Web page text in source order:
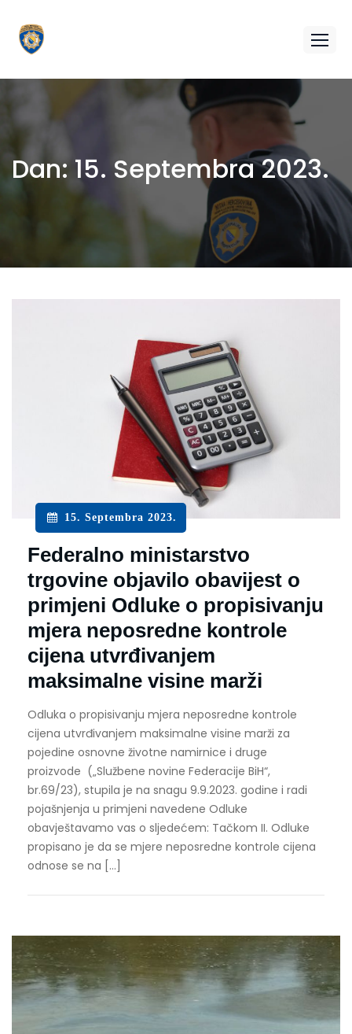
Dan:15. Septembra 2023.
15. Septembra 2023.
Federalno ministarstvo
trgovine objavilo obavijest o
primjeni Odluke o propisivanju
mjera neposredne kontrole
cijena utvrđivanjem
maksimalne visine marži
Odluka o propisivanju mjera neposredne kontrole
cijena utvrđivanjem maksimalne visine marži za
pojedine osnovne životne namirnice i druge
proizvode („Službene novine Federacije BiH“,
br.69/23), stupila je na snagu 9.9.2023. godine i radi
pojašnjenja u primjeni navedene Odluke
obavještavamo vas o sljedećem: Tačkom II. Odluke
propisano je da se mjere neposredne kontrole cijena
odnose se na […]